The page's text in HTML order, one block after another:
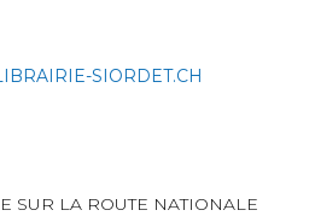
SIORDET.CH
SUR LA ROUTE NATIONALE